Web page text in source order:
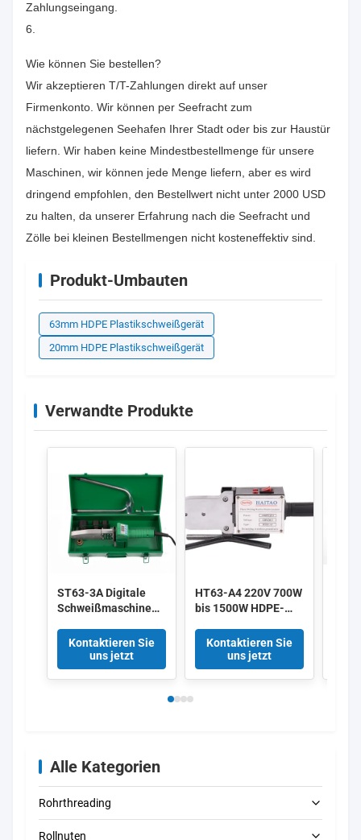
Zahlungseingang.
6.
Wie können Sie bestellen?
Wir akzeptieren T/T-Zahlungen direkt auf unser
Firmenkonto. Wir können per Seefracht zum
nächstgelegenen Seehafen Ihrer Stadt oder bis zur Haustür
liefern. Wir haben keine Mindestbestellmenge für unsere
Maschinen, wir können jede Menge liefern, aber es wird
dringend empfohlen, den Bestellwert nicht unter 2000 USD
zu halten, da unserer Erfahrung nach die Seefracht und
Zölle bei kleinen Bestellmengen nicht kosteneffektiv sind.
Produkt-Umbauten
63mm HDPE Plastikschweißgerät
20mm HDPE Plastikschweißgerät
Verwandte Produkte
ST63-3A Digitale
Schweißmaschine
mit Überhitzschutz
von 20 mm bis 63
mm 800 Watt
Kontaktieren Sie
uns jetzt
HT63-A4 220V 700W
bis 1500W HDPE-
PE PP mit
Temperaturregelung
Kontaktieren Sie
uns jetzt
Alle Kategorien
Rohrthreading
Elektrische Rohrschleifmaschinen
Rollnuten